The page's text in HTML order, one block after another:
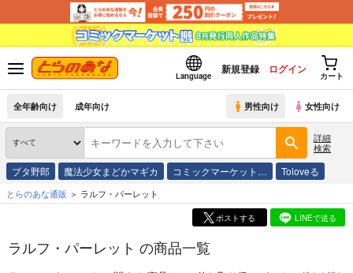
Language
新規登録 ログイン
カート
全年齢向け 成年向け 男性向け 女性向け
詳細
検索
ブタ野郎 魔法少女まどかマギカ コミックマーケット… Toloveる
とらのあな通販 ラルフ・パーレット
ポストする LINEで送る
ラルフ・パーレット の商品一覧